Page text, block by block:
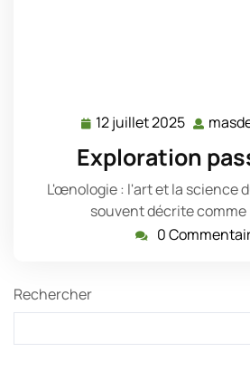
12 juillet 2025 12
2025
Exploration
L'œnologie : l'art et la science
souvent décrite comme
0
Rechercher